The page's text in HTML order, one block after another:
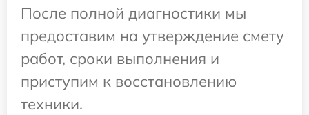
После полной диагностики мы
предоставим на утверждение смету
работ, сроки выполнения и
приступим к восстановлению
техники.